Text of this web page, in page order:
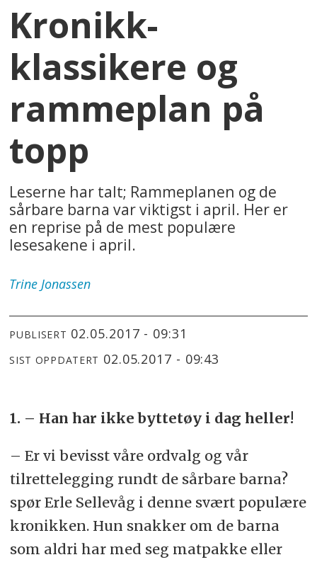
Kronikk-
klassikere og
rammeplan på
topp
Leserne har talt; Rammeplanen og de
sårbare barna var viktigst i april. Her er
en reprise på de mest populære
lesesakene i april.
Trine Jonassen
PUBLISERT 02.05.2017 - 09:31
SIST OPPDATERT 02.05.2017 - 09:43
1. – Han har ikke byttetøy i dag heller!
– Er vi bevisst våre ordvalg og vår
tilrettelegging rundt de sårbare barna?
spør Erle Sellevåg i denne svært populære
kronikken. Hun snakker om de barna
som aldri har med seg matpakke eller